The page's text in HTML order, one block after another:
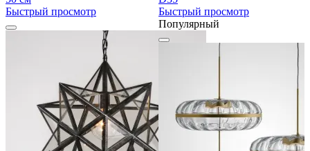
Быстрый просмотр
Быстрый просмотр
Популярный